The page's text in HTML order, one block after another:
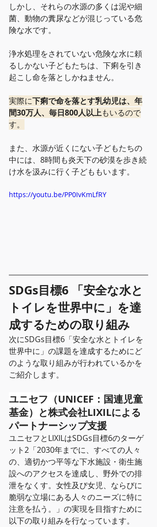
しかし、それらの水源の多くは泥や細
菌、動物の糞尿などが混じっている危
険な水です。
浄水処理をされていない危険な水に頼
るしかない子どもたちは、下痢を引き
起こし命を落としかねません。
実際に下痢で命を落とす乳幼児は、年
間30万人、毎日800人以上もいるので
す。
また、水源が近くにない子どもたちの
中には、8時間も炎天下の砂漠を歩き続
け水を汲みに行く子どももいます。
https://youtu.be/PP0IvKmLfRY
SDGs目標6 「安全な水と
トイレを世界中に」を達
成するための取り組み
次にSDGs目標6「安全な水とトイレを
世界中に」の課題を達成するためにど
のような取り組みが行われているかを
ご紹介します。
ユニセフ（UNICEF： 国連児童
基金）と株式会社LIXILによる
パートナーシップ支援
ユニセフとLIXILはSDGs目標6のターゲ
ット2「2030年までに、すべての人々
の、適切かつ平等な下水施設・衛生施
設へのアクセスを達成し、野外での排
泄をなくす。女性及び女児、ならびに
脆弱な立場にある人々のニーズに特に
注意を払う。」の実現を目指すために
以下の取り組みを行なっています。